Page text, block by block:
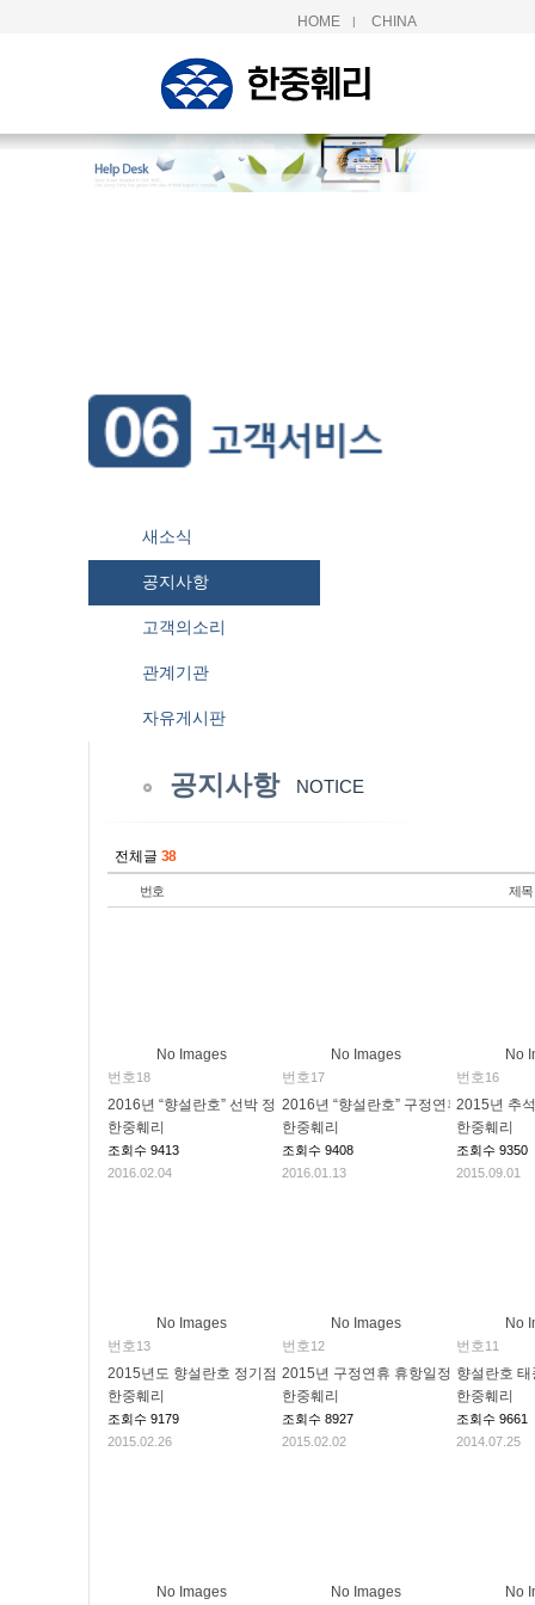
HOME | CHINA
새소식
공지사항
고객의소리
관계기관
자유게시판
공지사항 NOTICE
전체글 38
번호 제목
No Images
번호18
2016년 “향설란호” 선박 정기점검 휴항일정 안내
한중훼리
조회수 9413
2016.02.04
No Images
번호17
2016년 “향설란호” 구정연휴 휴항일정
한중훼리
조회수 9408
2016.01.13
No
번호16
2015년 추
한중훼리
조회수 9350
2015.09.01
No Images
번호13
2015년도 향설란호 정기점검 휴항일정 안내
한중훼리
조회수 9179
2015.02.26
No Images
번호12
2015년 구정연휴 휴항일정 안내
한중훼리
조회수 8927
2015.02.02
No
번호11
향설란호
한중훼리
조회수 9661
2014.07.25
No Images No Images No